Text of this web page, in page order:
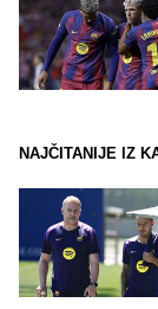
NAJČITANIJE IZ